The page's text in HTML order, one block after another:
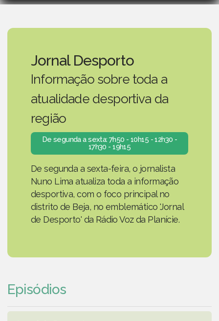
Jornal Desporto
Informação sobre toda a
atualidade desportiva da
região
De segunda a sexta: 7h50 - 10h15 - 12h30 -
17h30 - 19h15
De segunda a sexta-feira, o jornalista
Nuno Lima atualiza toda a informação
desportiva, com o foco principal no
distrito de Beja, no emblemático 'Jornal
de Desporto' da Rádio Voz da Planície.
Episódios